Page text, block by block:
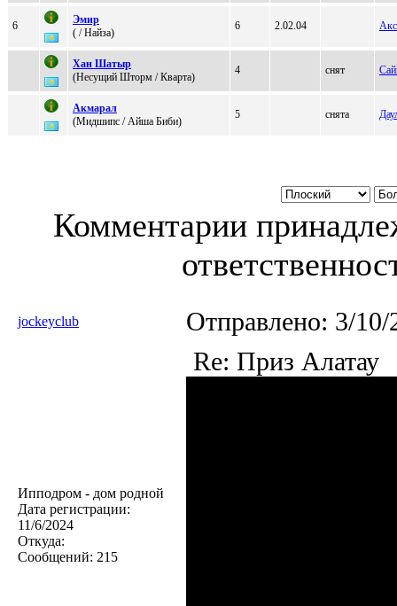
6
Эмиp
( / Найза)
6 2.02.04
Хан Шатыр
(Hесущий Шторм / Квaртa)
4 снят
Aкмарал
(Мидшипc / Айша Биби)
5 снята
Комментарии
jockeyclub Отправлено: 3/
Ипподром - дом родной
Дата регистрации:
11/6/2024
Откуда:
Сообщений: 215
Re: Приз Алатау